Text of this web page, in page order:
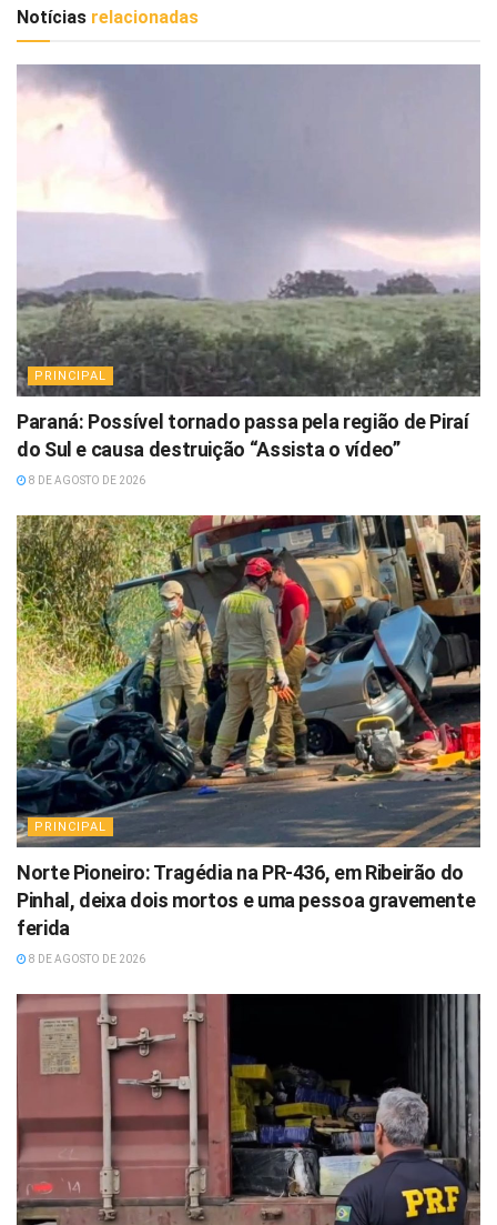
Notícias relacionadas
PRINCIPAL
Paraná: Possível tornado passa pela região de Piraí
do Sul e causa destruição “Assista o vídeo”
8 DE AGOSTO DE 2026
PRINCIPAL
Norte Pioneiro: Tragédia na PR-436, em Ribeirão do
Pinhal, deixa dois mortos e uma pessoa gravemente
ferida
8 DE AGOSTO DE 2026